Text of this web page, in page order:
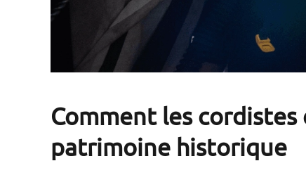
Comment les
patrimoine historique